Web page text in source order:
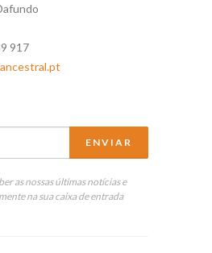
917
as nossas últimas notícias e
na sua caixa de entrada